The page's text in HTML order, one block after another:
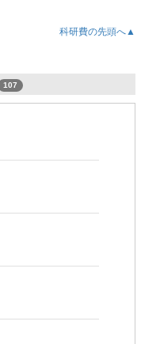
科研費の先頭へ▲
107